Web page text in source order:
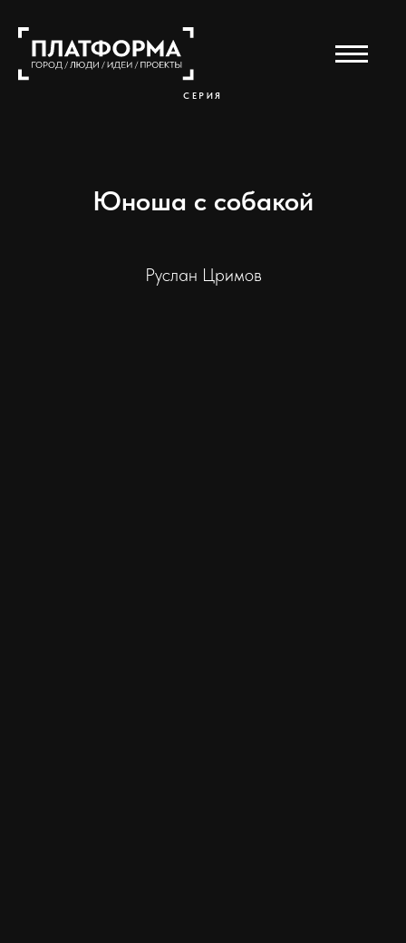
СЕРИЯ
Юноша с собакой
Руслан Цримов